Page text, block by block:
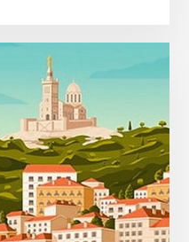
SIGNÉ
FRENCH
RIVIERA